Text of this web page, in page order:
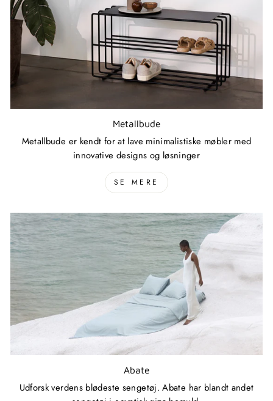
Metallbude
Metallbude er kendt for at lave minimalistiske møbler med
innovative designs og løsninger
SE MERE
Abate
Udforsk verdens blødeste sengetøj. Abate har blandt andet